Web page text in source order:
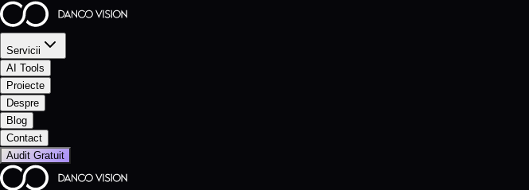
Servicii
AI Tools
Proiecte
Despre
Blog
Contact
Audit Gratuit